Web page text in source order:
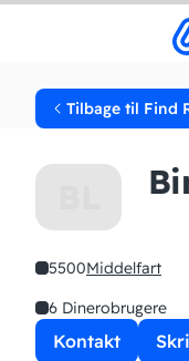
Tilbage til Find
5500Middelfart
6 Dinerobrugere
Kontakt